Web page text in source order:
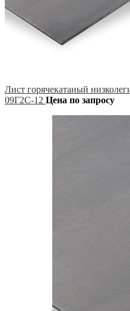
Лист горячекатаный
09Г2С-12 Цена по запросу